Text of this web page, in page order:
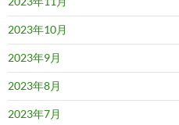
2023年10月
2023年9月
2023年8月
2023年7月